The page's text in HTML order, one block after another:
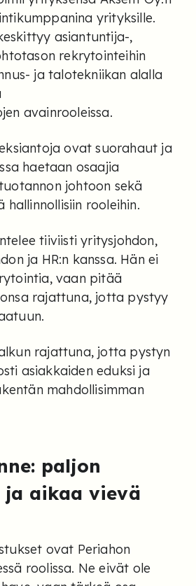
yrityksille.
asiantuntija-,
rekrytointeihin
ja talotekniikan alalla
avainrooleissa.
ovat suorahaut ja
haetaan osaajia
johtoon sekä
hallinnollisiin rooleihin.
tiiviisti yritysjohdon,
ja HR:n kanssa. Hän ei
vaan pitää
rajattuna, jotta pystyy
rajattuna, jotta pystyn
asiakkaiden eduksi ja
mahdollisimman
paljon
aikaa vievä
ovat Periahon
roolissa. Ne eivät ole